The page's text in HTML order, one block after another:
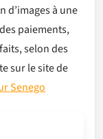
d’images à une
paiements,
selon des
sur le site de
Senego